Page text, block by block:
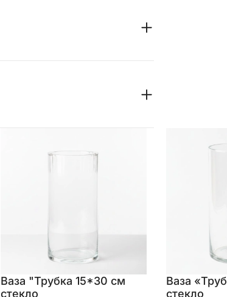
Ваза "Трубка 15*30 см
стекло
Ваза
стекло